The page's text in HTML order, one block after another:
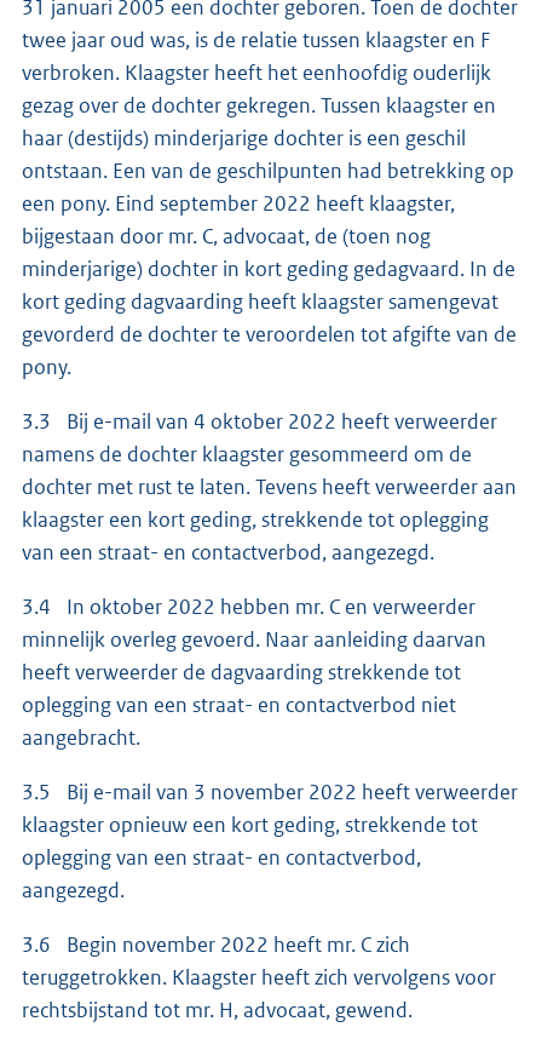
31 januari 2005 een dochter geboren. Toen de dochter
twee jaar oud was, is de relatie tussen klaagster en F
verbroken. Klaagster heeft het eenhoofdig ouderlijk
gezag over de dochter gekregen. Tussen klaagster en
haar (destijds) minderjarige dochter is een geschil
ontstaan. Een van de geschilpunten had betrekking op
een pony. Eind september 2022 heeft klaagster,
bijgestaan door mr. C, advocaat, de (toen nog
minderjarige) dochter in kort geding gedagvaard. In de
kort geding dagvaarding heeft klaagster samengevat
gevorderd de dochter te veroordelen tot afgifte van de
pony.
3.3 Bij e-mail van 4 oktober 2022 heeft verweerder
namens de dochter klaagster gesommeerd om de
dochter met rust te laten. Tevens heeft verweerder aan
klaagster een kort geding, strekkende tot oplegging
van een straat- en contactverbod, aangezegd.
3.4 In oktober 2022 hebben mr. C en verweerder
minnelijk overleg gevoerd. Naar aanleiding daarvan
heeft verweerder de dagvaarding strekkende tot
oplegging van een straat- en contactverbod niet
aangebracht.
3.5 Bij e-mail van 3 november 2022 heeft verweerder
klaagster opnieuw een kort geding, strekkende tot
oplegging van een straat- en contactverbod,
aangezegd.
3.6 Begin november 2022 heeft mr. C zich
teruggetrokken. Klaagster heeft zich vervolgens voor
rechtsbijstand tot mr. H, advocaat, gewend.